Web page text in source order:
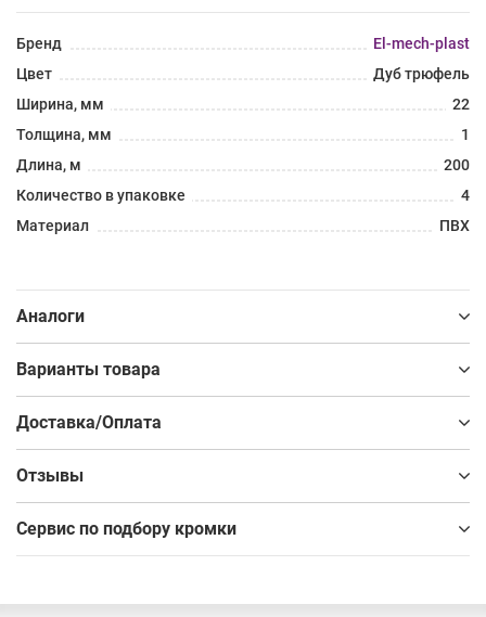
Бренд
El-mech-plast
Цвет
Дуб трюфель
Ширина, мм
22
Толщина, мм
1
Длина, м
200
Количество в упаковке
4
Материал
ПВХ
Аналоги
Варианты товара
Доставка/Оплата
Отзывы
Сервис по подбору кромки